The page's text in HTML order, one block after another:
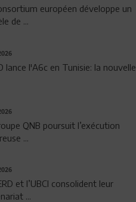
européen développe un
de ...
lance l'A6c en Tunisie: la nouvelle
QNB poursuit l’exécution
...
et l’UBCI consolident leur
...